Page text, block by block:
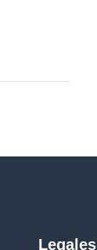
Legales